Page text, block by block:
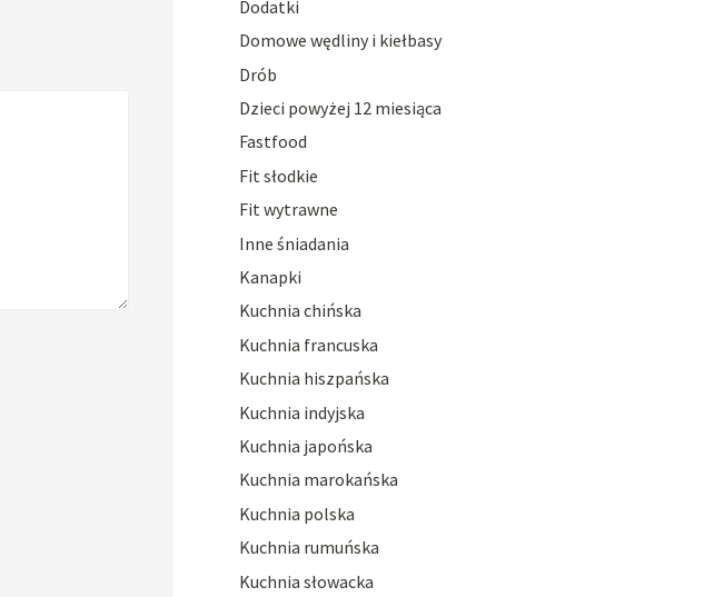
Dodatki
Domowe wędliny i kiełbasy
Drób
Dzieci powyżej 12 miesiąca
Fastfood
Fit słodkie
Fit wytrawne
Inne śniadania
Kanapki
Kuchnia chińska
Kuchnia francuska
Kuchnia hiszpańska
Kuchnia indyjska
Kuchnia japońska
Kuchnia marokańska
Kuchnia polska
Kuchnia rumuńska
Kuchnia słowacka